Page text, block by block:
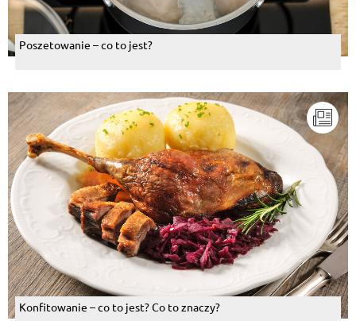
Poszetowanie – co to jest?
Konfitowanie – co to jest? Co to znaczy?